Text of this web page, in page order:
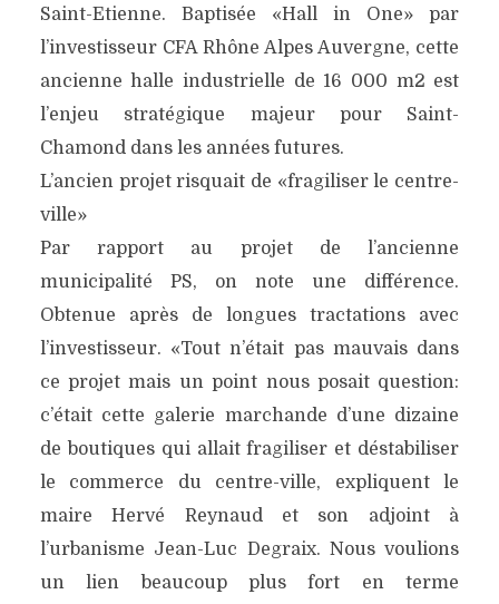
Saint-Etienne. Baptisée «Hall in One» par
l’investisseur CFA Rhône Alpes Auvergne, cette
ancienne halle industrielle de 16 000 m2 est
l’enjeu stratégique majeur pour Saint-
Chamond dans les années futures.
L’ancien projet risquait de «fragiliser le centre-
ville»
Par rapport au projet de l’ancienne
municipalité PS, on note une différence.
Obtenue après de longues tractations avec
l’investisseur. «Tout n’était pas mauvais dans
ce projet mais un point nous posait question:
c’était cette galerie marchande d’une dizaine
de boutiques qui allait fragiliser et déstabiliser
le commerce du centre-ville, expliquent le
maire Hervé Reynaud et son adjoint à
l’urbanisme Jean-Luc Degraix. Nous voulions
un lien beaucoup plus fort en terme